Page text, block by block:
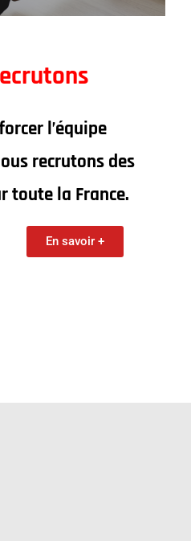
l’équipe
recrutons des
toute la France.
En savoir +